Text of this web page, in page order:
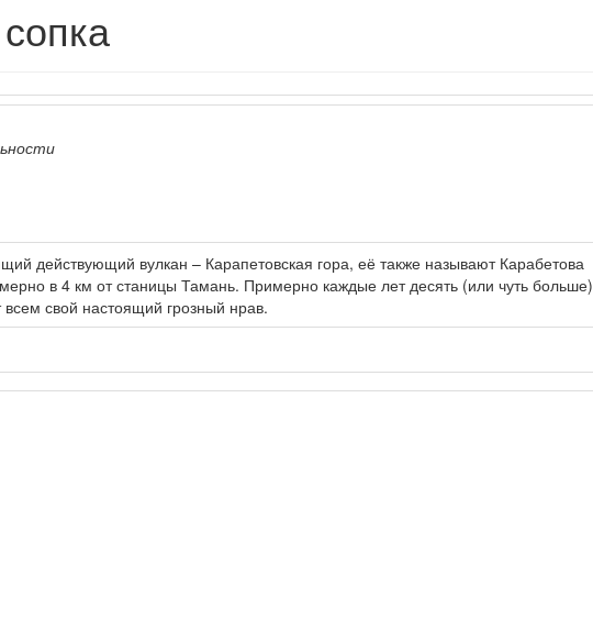
действующий вулкан – Карапетовская гора, её также называют Карабетова
в 4 км от станицы Тамань. Примерно каждые лет десять (или чуть больше)
всем свой настоящий грозный нрав.